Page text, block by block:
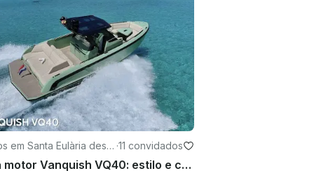
em Santa Eulària des R ·11 convidados
Iate a motor Vanquish VQ40: estilo e conforto para explorar as águas de Ibiza 💎